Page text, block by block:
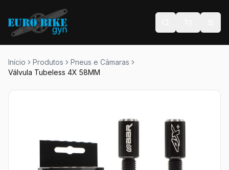
Início Produtos
Pneus e Câmaras
Válvula Tubeless 4X 58MM